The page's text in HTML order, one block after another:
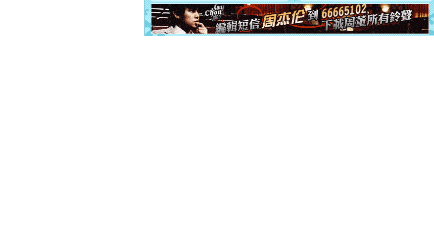
泣，这痛楚让我明白我多么爱你。我转身抱住你：这猪不
卖了。水晶之恋祝你新年快乐。
[春节]风柔雨润好月圆，半岛铁盒伴身边，每日尽显开心
颜！冬去春来似水如烟，劳碌人生需尽欢！听一曲轻歌，
道一声平安！新年吉祥万事如愿